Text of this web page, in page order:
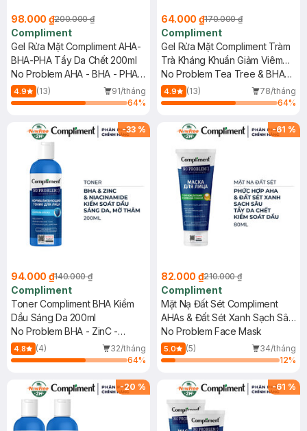
98.000 ₫200.000 ₫
Compliment
Gel Rửa Mặt Compliment AHA-
BHA-PHA Tẩy Da Chết 200ml
No Problem AHA - BHA - PHA
& Tea Tree Cleansing Gel
4.9 (13)
91/tháng
64%
64.000 ₫170.000 ₫
Compliment
Gel Rửa Mặt Compliment Tràm
Trà Kháng Khuẩn Giảm Viêm
200ml
No Problem Tea Tree & BHA
Cleansing Gel
4.9 (13)
78/tháng
64%
-33 %
94.000 ₫140.000 ₫
Compliment
Toner Compliment BHA Kiềm
Dầu Sáng Da 200ml
No Problem BHA - ZinC -
Niacinamide
4.8 (4)
32/tháng
64%
-61 %
82.000 ₫210.000 ₫
Compliment
Mặt Nạ Đất Sét Compliment
AHAs & Đất Sét Xanh Sạch Sâu
80ml
No Problem Face Mask
5.0 (5)
34/tháng
12%
-20 % -61 %